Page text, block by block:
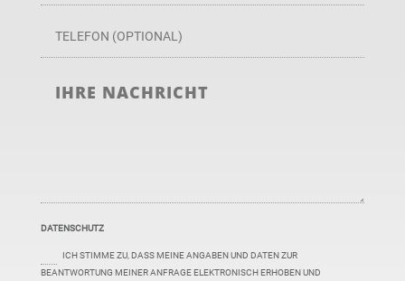
DATENSCHUTZ
ICH STIMME ZU, DASS MEINE ANGABEN UND DATEN ZUR
BEANTWORTUNG MEINER ANFRAGE ELEKTRONISCH ERHOBEN UND